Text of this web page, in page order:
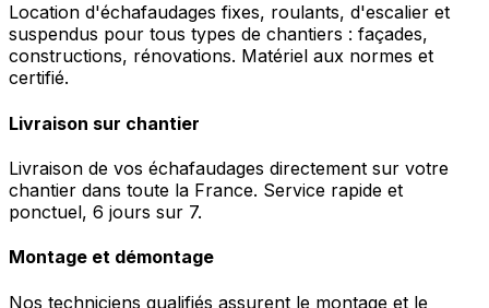
Location d'échafaudages fixes, roulants, d'escalier et
suspendus pour tous types de chantiers : façades,
constructions, rénovations. Matériel aux normes et
certifié.
Livraison sur chantier
Livraison de vos échafaudages directement sur votre
chantier dans toute la France. Service rapide et
ponctuel, 6 jours sur 7.
Montage et démontage
Nos techniciens qualifiés assurent le montage et le